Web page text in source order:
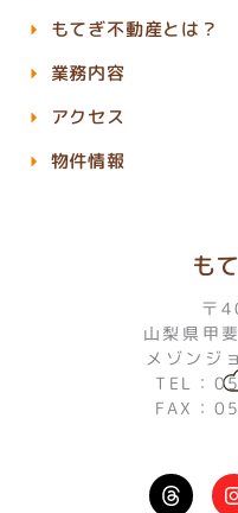
も
〒
山梨県甲
メゾンジ
TEL：
FAX：
I
もてぎ不動産とは？
業務内容
アクセス
物件情報